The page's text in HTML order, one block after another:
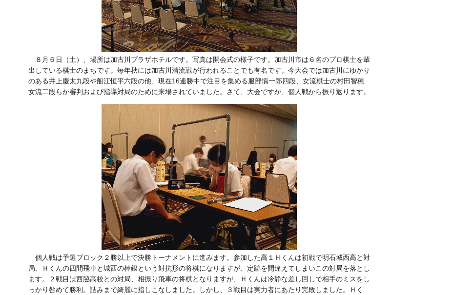
８月６日（土）、場所は加古川プラザホテルです。写真は開会式の様子です。加古川市は６名のプロ棋士を輩
出している棋士のまちです。毎年秋には加古川清流戦が行われることでも有名です。今大会では加古川にゆかり
のある井上慶太九段や船江恒平六段の他、現在16連勝中で注目を集める服部慎一郎四段、女流棋士の村田智穂
女流二段らが審判および指導対局のために来場されていました。さて、大会ですが、個人戦から振り返ります。
個人戦は予選ブロック２勝以上で決勝トーナメントに進みます。参加した高１Ｈくんは初戦で明石城西高と対
局、Ｈくんの四間飛車と城西の棒銀という対抗形の将棋になりますが、定跡を間違えてしまいこの対局を落とし
ます。２戦目は西脇高校との対局、相振り飛車の将棋となりますが、Ｈくんは冷静な差し回しで相手のミスをし
っかり咎めて勝利。詰みまで綺麗に指しこなしました。しかし、３戦目は実力者にあたり完敗しました。Ｈく